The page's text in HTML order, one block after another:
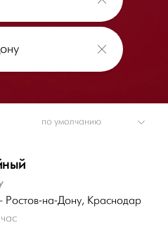
Ростов-на-Дону, Краснодар